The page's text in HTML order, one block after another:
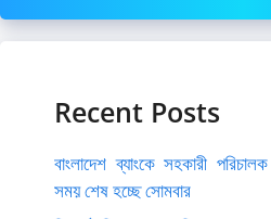
Recent Posts
বাংলাদেশ ব্যাংকে সহকারী
সময় শেষ হচ্ছে সোমবার